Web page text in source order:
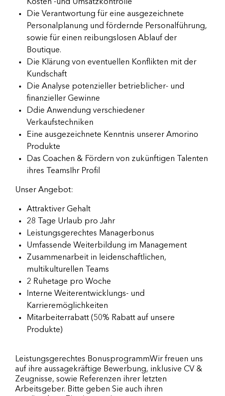
Kosten -und Umsatzkontrolle
Die Verantwortung für eine ausgezeichnete
Personalplanung und fördernde Personalführung,
sowie für einen reibungslosen Ablauf der
Boutique.
Die Klärung von eventuellen Konflikten mit der
Kundschaft
Die Analyse potenzieller betrieblicher- und
finanzieller Gewinne
Ddie Anwendung verschiedener
Verkaufstechniken
Eine ausgezeichnete Kenntnis unserer Amorino
Produkte
Das Coachen & Fördern von zukünftigen Talenten
ihres TeamsIhr Profil
Unser Angebot:
Attraktiver Gehalt
28 Tage Urlaub pro Jahr
Leistungsgerechtes Managerbonus
Umfassende Weiterbildung im Management
Zusammenarbeit in leidenschaftlichen,
multikulturellen Teams
2 Ruhetage pro Woche
Interne Weiterentwicklungs- und
Karrieremöglichkeiten
Mitarbeiterrabatt (50% Rabatt auf unsere
Produkte)
Leistungsgerechtes BonusprogrammWir freuen uns
auf ihre aussagekräftige Bewerbung, inklusive CV &
Zeugnisse, sowie Referenzen ihrer letzten
Arbeitsgeber. Bitte geben Sie auch ihren